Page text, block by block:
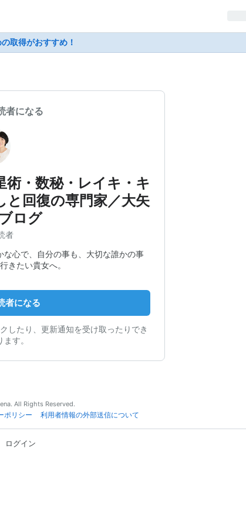
取得がおすすめ！
者になる
・数秘・レイキ・キ
と回復の専門家／大矢
ログ
者
心で、自分の事も、大切な誰かの事
きたい貴女へ。
者になる
したり、更新通知を受け取ったりでき
す。
All Rights Reserved.
ポリシー 利用者情報の外部送信について
ログイン